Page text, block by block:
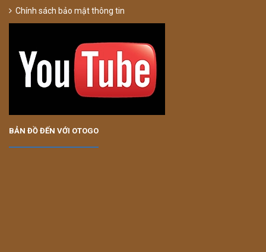
Chính sách bảo mật thông tin
BẢN ĐỒ ĐẾN VỚI OTOGO